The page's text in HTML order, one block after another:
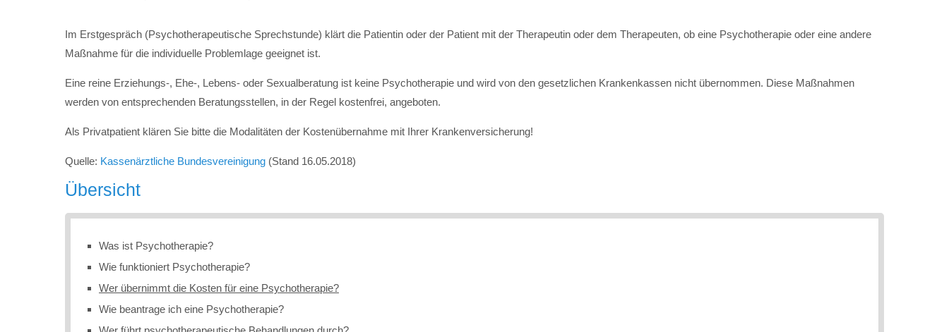
Im Erstgespräch (Psychotherapeutische Sprechstunde) klärt die Patientin oder der Patient mit der Therapeutin oder dem Therapeuten, ob eine Psychotherapie oder eine andere
Maßnahme für die individuelle Problemlage geeignet ist.
Eine reine Erziehungs-, Ehe-, Lebens- oder Sexualberatung ist keine Psychotherapie und wird von den gesetzlichen Krankenkassen nicht übernommen. Diese Maßnahmen
werden von entsprechenden Beratungsstellen, in der Regel kostenfrei, angeboten.
Als Privatpatient klären Sie bitte die Modalitäten der Kostenübernahme mit Ihrer Krankenversicherung!
Quelle: Kassenärztliche Bundesvereinigung (Stand 16.05.2018)
Übersicht
Was ist Psychotherapie?
Wie funktioniert Psychotherapie?
Wer übernimmt die Kosten für eine Psychotherapie?
Wie beantrage ich eine Psychotherapie?